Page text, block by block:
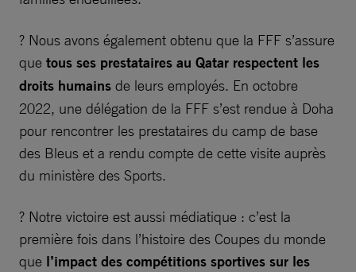
? Nous avons également obtenu que la FFF s’assure
que tous ses prestataires au Qatar respectent les
droits humains de leurs employés. En octobre
2022, une délégation de la FFF s’est rendue à Doha
pour rencontrer les prestataires du camp de base
des Bleus et a rendu compte de cette visite auprès
du ministère des Sports.
? Notre victoire est aussi médiatique : c’est la
première fois dans l’histoire des Coupes du monde
que l’impact des compétitions sportives sur les